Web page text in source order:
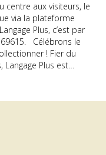
centre aux visiteurs, le
via la plateforme
Plus, c’est par
Célébrons le
! Fier du
Plus est…